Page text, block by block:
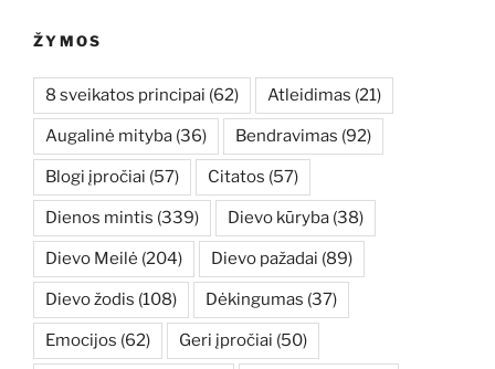
ŽYMOS
8 sveikatos principai (62) Atleidimas (21)
Augalinė mityba (36) Bendravimas (92)
Blogi įpročiai (57) Citatos (57)
Dienos mintis (339) Dievo kūryba (38)
Dievo Meilė (204) Dievo pažadai (89)
Dievo žodis (108) Dėkingumas (37)
Emocijos (62) Geri įpročiai (50)